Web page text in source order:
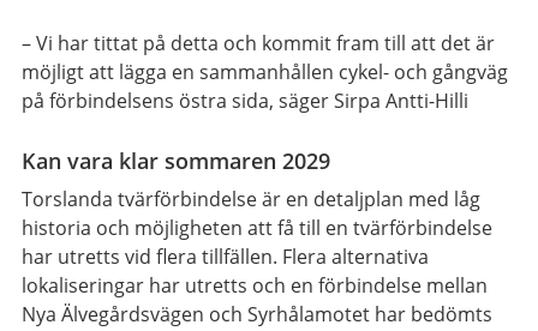
– Vi har tittat på detta och kommit fram till att det är
möjligt att lägga en sammanhållen cykel- och gångväg
på förbindelsens östra sida, säger Sirpa Antti-Hilli
Kan vara klar sommaren 2029
Torslanda tvärförbindelse är en detaljplan med låg
historia och möjligheten att få till en tvärförbindelse
har utretts vid flera tillfällen. Flera alternativa
lokaliseringar har utretts och en förbindelse mellan
Nya Älvegårdsvägen och Syrhålamotet har bedömts